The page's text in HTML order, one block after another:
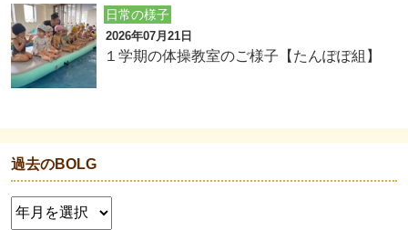
日常の様子
2026年07月21日
１学期の体操教室のご様子【たんぽぽ組】
過去のBOLG